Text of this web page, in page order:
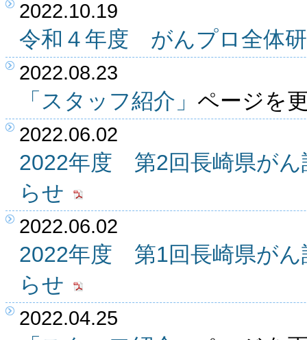
2022.10.19
令和４年度 がんプロ全体
2022.08.23
「スタッフ紹介」 ページを
2022.06.02
2022年度 第2回長崎県がん
らせ
2022.06.02
2022年度 第1回長崎県がん
らせ
2022.04.25